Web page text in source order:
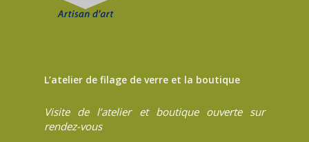
L’atelier de filage de verre et la boutique
Visite de l’atelier et boutique ouverte sur
rendez-vous